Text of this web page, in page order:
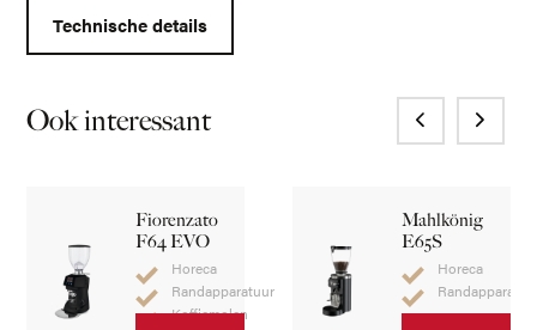
Technische details
Ook interessant
Fiorenzato
F64 EVO
Horeca
Randapparatuur
Koffiemolen
Mahlkönig
E65S
Horeca